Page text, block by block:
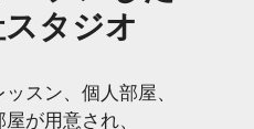
タジオ
スン、個人部屋、
が用意され、